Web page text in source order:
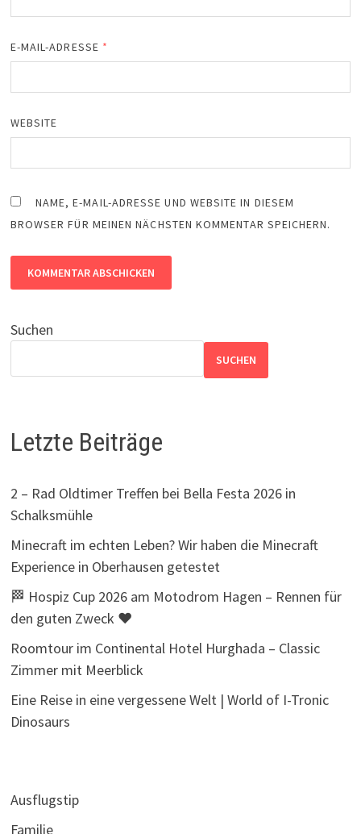
E-MAIL-ADRESSE *
WEBSITE
NAME, E-MAIL-ADRESSE UND WEBSITE IN DIESEM
BROWSER FÜR MEINEN NÄCHSTEN KOMMENTAR SPEICHERN.
Suchen
SUCHEN
Letzte Beiträge
2 – Rad Oldtimer Treffen bei Bella Festa 2026 in
Schalksmühle
Minecraft im echten Leben? Wir haben die Minecraft
Experience in Oberhausen getestet
🏁 Hospiz Cup 2026 am Motodrom Hagen – Rennen für
den guten Zweck ❤️
Roomtour im Continental Hotel Hurghada – Classic
Zimmer mit Meerblick
Eine Reise in eine vergessene Welt | World of I-Tronic
Dinosaurs
Ausflugstip
Familie